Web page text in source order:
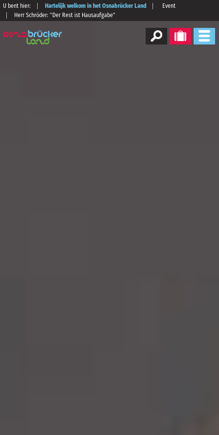
U bent hier: Hartelijk welkom in het Osnabrücker Land
Event
Herr Schröder: "Der Rest ist Hausaufgabe"